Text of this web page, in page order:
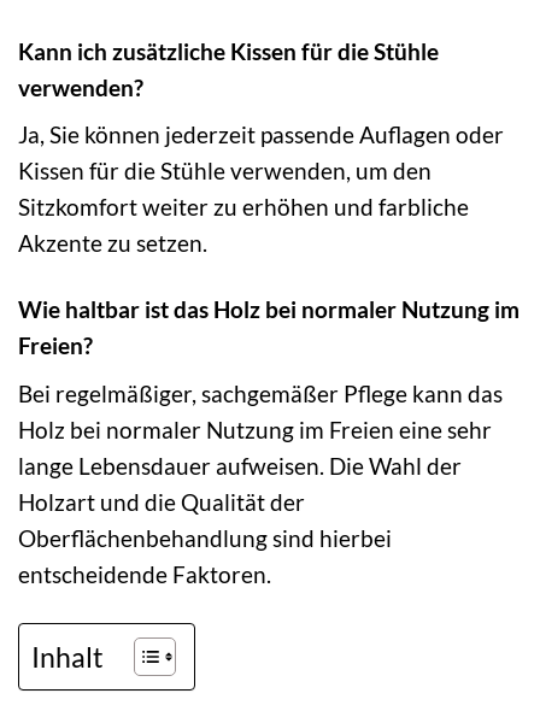
Kann ich zusätzliche Kissen für die Stühle
verwenden?
Ja, Sie können jederzeit passende Auflagen oder
Kissen für die Stühle verwenden, um den
Sitzkomfort weiter zu erhöhen und farbliche
Akzente zu setzen.
Wie haltbar ist das Holz bei normaler Nutzung im
Freien?
Bei regelmäßiger, sachgemäßer Pflege kann das
Holz bei normaler Nutzung im Freien eine sehr
lange Lebensdauer aufweisen. Die Wahl der
Holzart und die Qualität der
Oberflächenbehandlung sind hierbei
entscheidende Faktoren.
Inhalt